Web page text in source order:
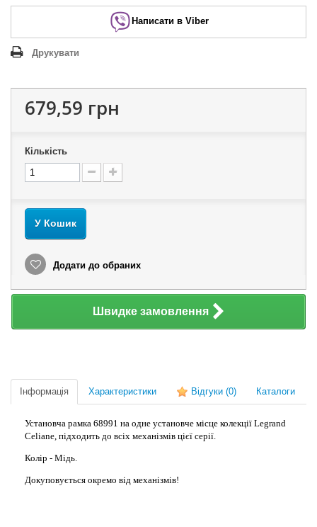
Написати в Viber
Друкувати
679,59 грн
Кількість
У Кошик
Додати до обраних
Швидке замовлення
Інформація Характеристики Відгуки (0) Каталоги
Установча рамка 68991 на одне установче місце колекції Legrand
Celiane, підходить до всіх механізмів цієї серії.
Колір - Мідь.
Докуповується окремо від механізмів!